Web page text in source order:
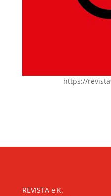
https://
REVISTA e.K.